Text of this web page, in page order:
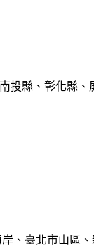
縣、彰化縣、
、臺北市山區